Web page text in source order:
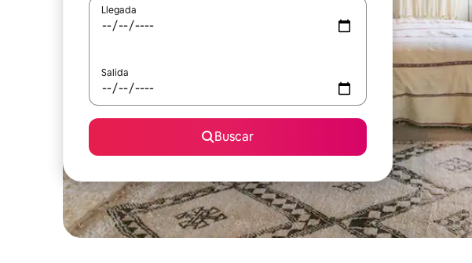
Llegada
Salida
Buscar